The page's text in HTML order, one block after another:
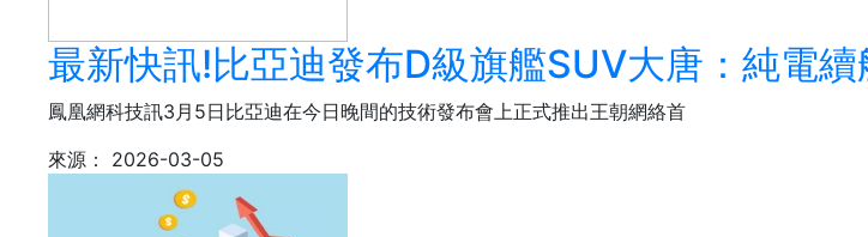
最新快訊!比亞迪發布D級旗艦SUV大唐：純電
鳳凰網科技訊3月5日比亞迪在今日晚間的技術發布會上正式推出王朝網絡首
來源：
2026-03-05